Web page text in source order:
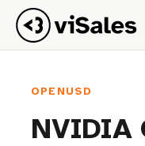
OPENUSD
NVIDIA